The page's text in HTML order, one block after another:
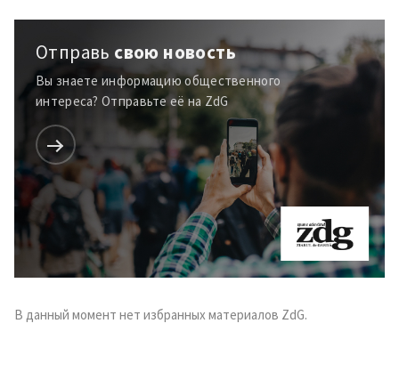
Отправь свою новость
Вы знаете информацию общественного
интереса? Отправьте её на ZdG
В данный момент нет избранных материалов ZdG.